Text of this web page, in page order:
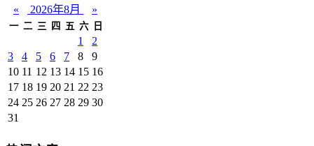
« 2026年8月 »
一 二 三 四 五 六 日
1
2
3
4 5 6 7 8
9
10 11 12 13 14 15 16
17 18 19 20 21 22 23
24 25 26 27 28 29 30
31